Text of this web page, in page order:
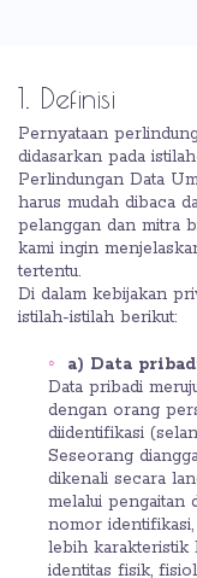
1. Definisi
Pernyataan
didasarkan pada
Perlindungan Data
harus mudah dibaca
pelanggan dan mitra
kami ingin
tertentu.
Di dalam kebijakan
istilah-istilah berikut:
a) Data
Data pribadi
dengan orang
diidentifikasi
Seseorang
dikenali secara
melalui pengaitan
nomor identifikasi,
lebih karakteristik
identitas fisik,